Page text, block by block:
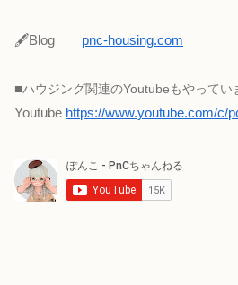
🖋Blog pnc-housing.com
■ハウジング関連のYoutubeもやってい
Youtube https://www.youtube.com/c/